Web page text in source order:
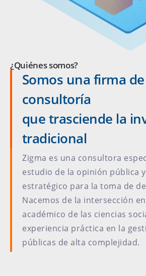
¿Quiénes somos?
Somos una firma de
consultoría
que trasciende la
tradicional
Zigma es una consultora
estudio de la opinión pública
estratégico para la toma de
Nacemos de la intersección
académico de las ciencias
experiencia práctica en la
públicas de alta complejidad.